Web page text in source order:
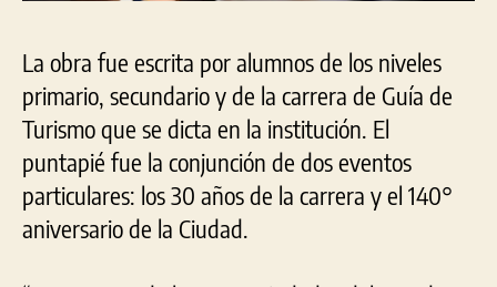
La obra fue escrita por alumnos de los niveles
primario, secundario y de la carrera de Guía de
Turismo que se dicta en la institución. El
puntapié fue la conjunción de dos eventos
particulares: los 30 años de la carrera y el 140°
aniversario de la Ciudad.